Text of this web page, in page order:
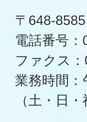
〒648-
電話番号：
ファクス
業務時間
（土・日